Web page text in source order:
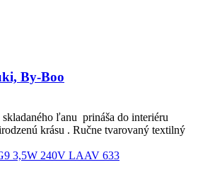
By-Boo
ľanu prináša do interiéru
krásu . Ručne tvarovaný textilný